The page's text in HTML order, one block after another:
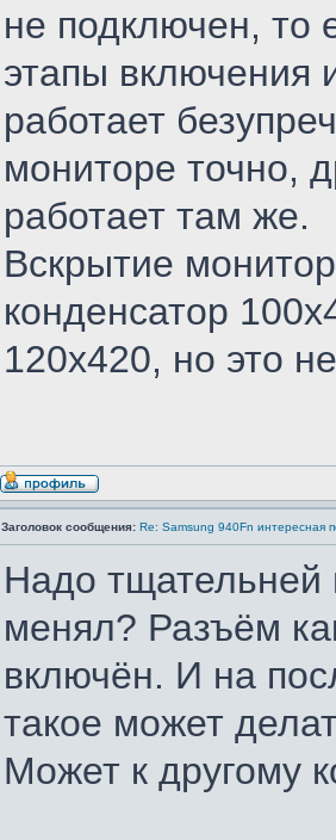
не подключен, то
этапы включения
работает
мониторе точно,
работает там же.
Вскрытие
конденсатор
120х420, но это
Заголовок сообщения: Re: Samsung 940Fn интересная
Надо тщательней
менял? Разъём
включён. И на
такое может
Может к другому